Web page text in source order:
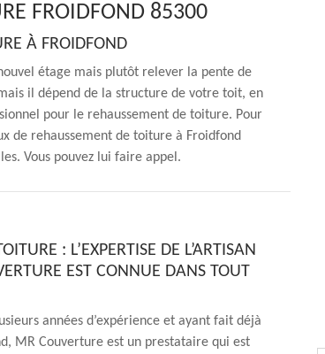
FROIDFOND 85300
À FROIDFOND
étage mais plutôt relever la pente de
il dépend de la structure de votre toit, en
pour le rehaussement de toiture. Pour
de rehaussement de toiture à Froidfond
Vous pouvez lui faire appel.
: L’EXPERTISE DE L’ARTISAN
EST CONNUE DANS TOUT
années d’expérience et ayant fait déjà
MR Couverture est un prestataire qui est